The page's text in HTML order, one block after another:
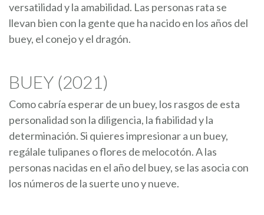
versatilidad y la amabilidad. Las personas rata se
llevan bien con la gente que ha nacido en los años del
buey, el conejo y el dragón.
BUEY (2021)
Como cabría esperar de un buey, los rasgos de esta
personalidad son la diligencia, la fiabilidad y la
determinación. Si quieres impresionar a un buey,
regálale tulipanes o flores de melocotón. A las
personas nacidas en el año del buey, se las asocia con
los números de la suerte uno y nueve.